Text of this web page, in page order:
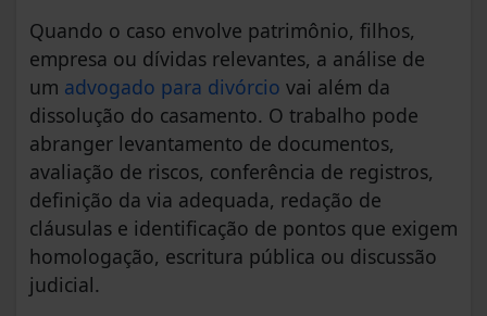
Quando o caso envolve patrimônio, filhos,
empresa ou dívidas relevantes, a análise de
um advogado para divórcio vai além da
dissolução do casamento. O trabalho pode
abranger levantamento de documentos,
avaliação de riscos, conferência de registros,
definição da via adequada, redação de
cláusulas e identificação de pontos que exigem
homologação, escritura pública ou discussão
judicial.